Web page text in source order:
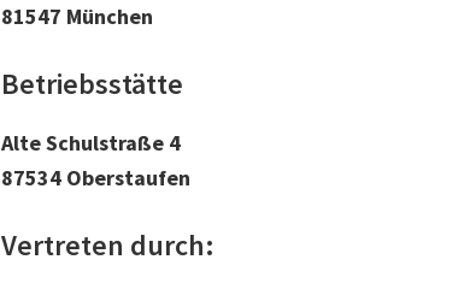
81547 München
Betriebsstätte
Alte Schulstraße 4
87534 Oberstaufen
Vertreten durch: